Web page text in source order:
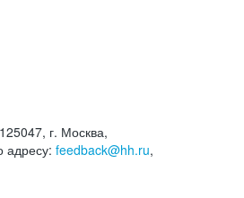
г. Москва,
адресу: feedback@hh.ru,